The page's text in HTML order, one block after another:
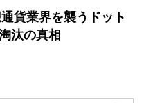
貨業界を襲うドット
汰の真相